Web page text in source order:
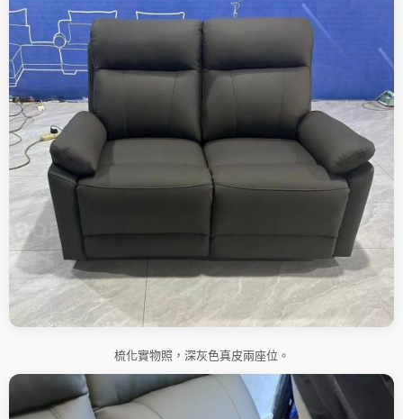
梳化實物照，深灰色真皮兩座位。